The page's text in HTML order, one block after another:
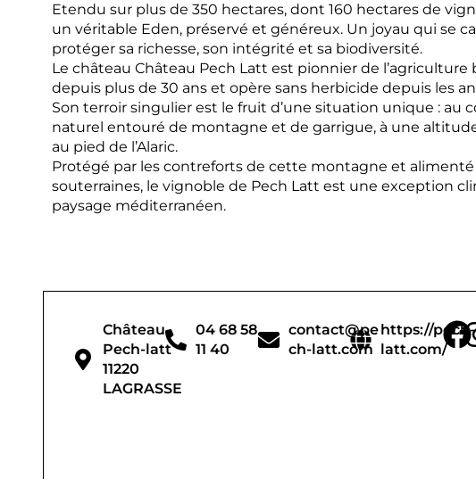
Etendu sur plus de 350 hectares, dont 160 hectares de
un véritable Eden, préservé et généreux. Un joyau qui se
protéger sa richesse, son intégrité et sa biodiversité.
Le château Château Pech Latt est pionnier de l’agriculture
depuis plus de 30 ans et opère sans herbicide depuis les
Son terroir singulier est le fruit d’une situation unique : au
naturel entouré de montagne et de garrigue, à une
au pied de l’Alaric.
Protégé par les contreforts de cette montagne et alimenté
souterraines, le vignoble de Pech Latt est une exception
paysage méditerranéen.
Château
Pech-latt
11220
LAGRASSE
04 68 58
11 40
contact@pe
ch-latt.com
https://pech-
latt.com/